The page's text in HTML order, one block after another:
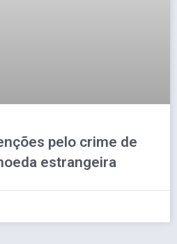
pelo crime de
estrangeira